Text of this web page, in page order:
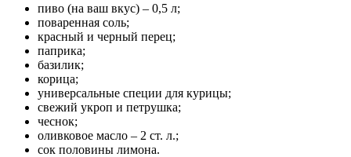
пиво (на ваш вкус) – 0,5 л;
поваренная соль;
красный и черный перец;
паприка;
базилик;
корица;
универсальные специи для курицы;
свежий укроп и петрушка;
чеснок;
оливковое масло – 2 ст. л.;
сок половины лимона.